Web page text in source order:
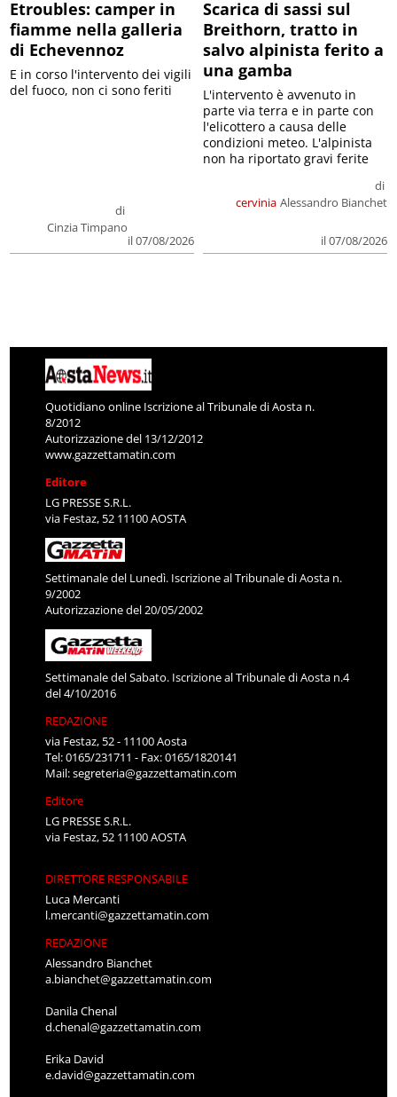
Etroubles: camper in
fiamme nella galleria
di Echevennoz
di
Cinzia Timpano
il 07/08/2026
E in corso l'intervento dei vigili
del fuoco, non ci sono feriti
Scarica di sassi sul
Breithorn, tratto in
salvo alpinista ferito a
una gamba
cervinia
di
Alessandro Bianchet
il 07/08/2026
L'intervento è avvenuto in
parte via terra e in parte con
l'elicottero a causa delle
condizioni meteo. L'alpinista
non ha riportato gravi ferite
Quotidiano online Iscrizione al Tribunale di Aosta n.
8/2012
Autorizzazione del 13/12/2012
www.gazzettamatin.com
Editore
LG PRESSE S.R.L.
via Festaz, 52 11100 AOSTA
Settimanale del Lunedì. Iscrizione al Tribunale di Aosta n.
9/2002
Autorizzazione del 20/05/2002
Settimanale del Sabato. Iscrizione al Tribunale di Aosta n.4
del 4/10/2016
REDAZIONE
via Festaz, 52 - 11100 Aosta
Tel: 0165/231711 - Fax: 0165/1820141
Mail:segreteria@gazzettamatin.com
Editore
LG PRESSE S.R.L.
via Festaz, 52 11100 AOSTA
DIRETTORE RESPONSABILE
Luca Mercanti
l.mercanti@gazzettamatin.com
REDAZIONE
Alessandro Bianchet
a.bianchet@gazzettamatin.com
Danila Chenal
d.chenal@gazzettamatin.com
Erika David
e.david@gazzettamatin.com